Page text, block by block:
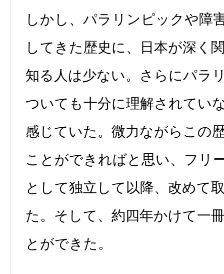
しかし、パラリンピックや障
してきた歴史に、日本が深く
知る人は少ない。さらにパラ
ついても十分に理解されてい
感じていた。微力ながらこの
ことができればと思い、フリ
として独立して以降、改めて
た。そして、約四年かけて一
とができた。